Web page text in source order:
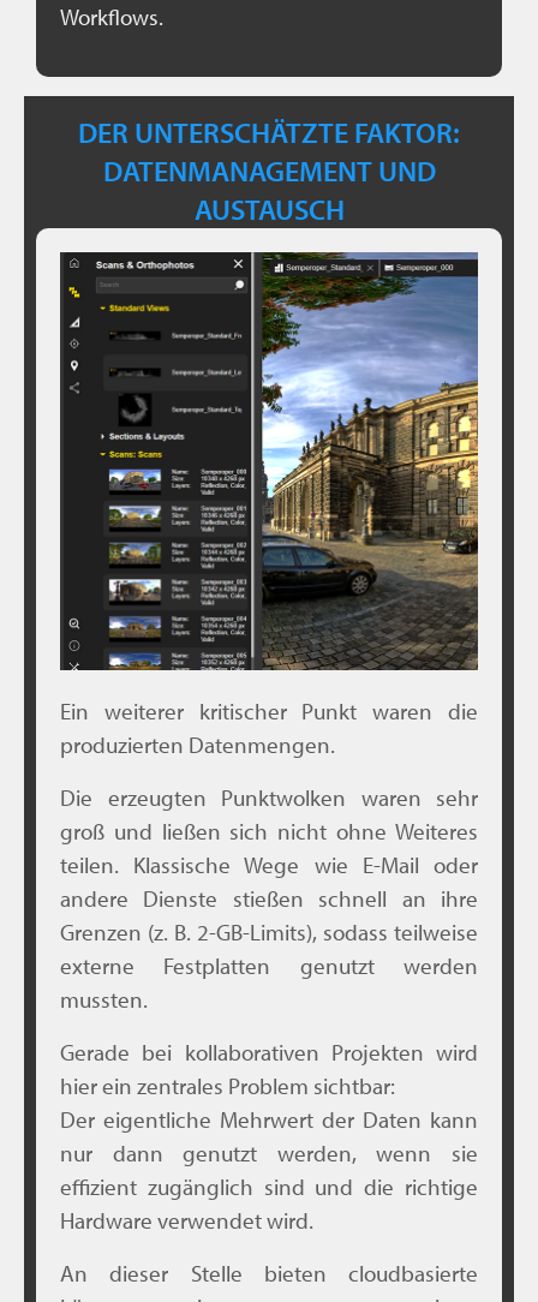
Workflows.
DER UNTERSCHÄTZTE FAKTOR:
DATENMANAGEMENT UND
AUSTAUSCH
Ein weiterer kritischer Punkt waren die
produzierten Datenmengen.
Die erzeugten Punktwolken waren sehr
groß und ließen sich nicht ohne Weiteres
teilen. Klassische Wege wie E-Mail oder
andere Dienste stießen schnell an ihre
Grenzen (z. B. 2-GB-Limits), sodass teilweise
externe Festplatten genutzt werden
mussten.
Gerade bei kollaborativen Projekten wird
hier ein zentrales Problem sichtbar:
Der eigentliche Mehrwert der Daten kann
nur dann genutzt werden, wenn sie
effizient zugänglich sind und die richtige
Hardware verwendet wird.
An dieser Stelle bieten cloudbasierte